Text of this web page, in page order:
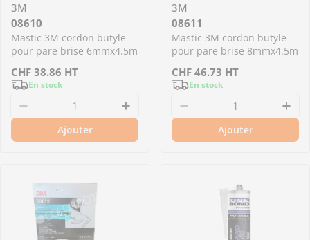
3M
08610
Mastic 3M cordon butyle
pour pare brise 6mmx4.5m
Prix
régulier
CHF 38.86 HT
En stock
Diminuer la quantité pour 08610 - Mastic 3M
Augmenter la quantité pour
Ajouter
3M
08611
Mastic 3M cordon butyle
pour pare brise 8mmx4.5m
Prix
régulier
CHF 46.73 HT
En stock
Diminuer la
Ajouter